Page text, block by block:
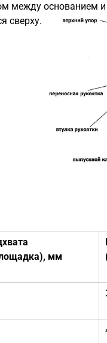
между основанием и
сверху.
мм